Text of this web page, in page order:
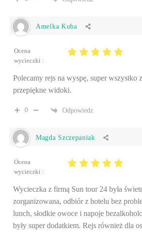
Amelka Kuba
Ocena
wycieczki :
Polecamy rejs na wyspę, super wszystko
przepiękne widoki.
0 Odpowiedz
Magda Szczepaniak
Ocena
wycieczki :
Wycieczka z firmą Sun tour 24 była
zorganizowana, odbiór z hotelu bez
lunch, słodkie owoce i napoje
były super dodatkiem. Rejs również dla